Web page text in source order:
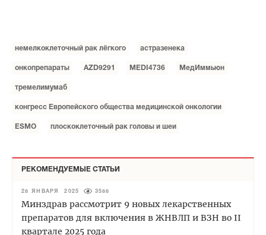
немелкоклеточный рак лёгкого астразенека
онкопрепараты AZD9291 MEDI4736 МедИммьюн
тремелимумаб
конгресс Европейского общества медицинской онкологии
ESMO плоскоклеточный рак головы и шеи
РЕКОМЕНДУЕМЫЕ СТАТЬИ
28 ЯНВАРЯ 2025 3588
Минздрав рассмотрит 9 новых лекарственных
препаратов для включения в ЖНВЛП и ВЗН во II
квартале 2025 года